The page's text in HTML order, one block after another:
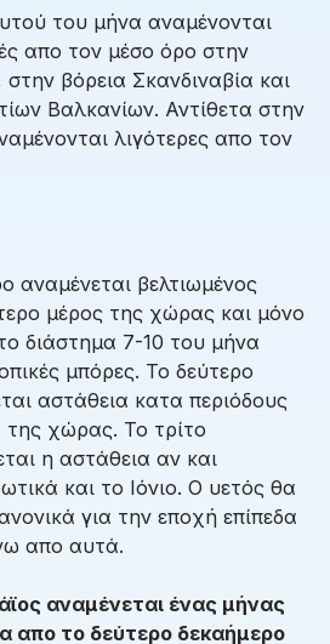
του μήνα αναμένονται
απο τον μέσο όρο στην
βόρεια Σκανδιναβία και
Βαλκανίων. Αντίθετα στην
λιγότερες απο τον
αναμένεται βελτιωμένος
μέρος της χώρας και μόνο
διάστημα 7-10 του μήνα
μπόρες. Το δεύτερο
αστάθεια κατα περιόδους
χώρας. Το τρίτο
η αστάθεια αν και
και το Ιόνιο. Ο υετός θα
για την εποχή επίπεδα
απο αυτά.
ς αναμένεται ένας μήνας
απο το δεύτερο δεκαήμερο